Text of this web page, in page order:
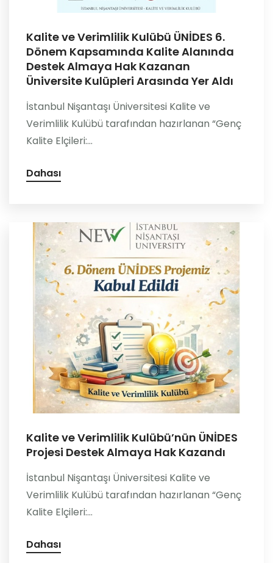
Kalite ve Verimlilik Kulübü ÜNİDES 6.
Dönem Kapsamında Kalite Alanında
Destek Almaya Hak Kazanan
Üniversite Kulüpleri Arasında Yer Aldı
İstanbul Nişantaşı Üniversitesi Kalite ve
Verimlilik Kulübü tarafından hazırlanan “Genç
Kalite Elçileri:...
Dahası
Kalite ve Verimlilik Kulübü’nün ÜNİDES
Projesi Destek Almaya Hak Kazandı
İstanbul Nişantaşı Üniversitesi Kalite ve
Verimlilik Kulübü tarafından hazırlanan “Genç
Kalite Elçileri:...
Dahası